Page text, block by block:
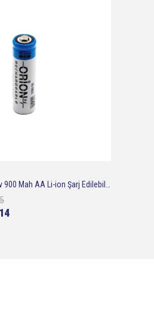
Orion 14500L 3.7v 900 Mah AA Li-ion Şarj Edilebilir Kalem Pil - Başlı